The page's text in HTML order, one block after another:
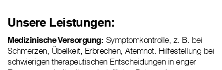
Unsere Leistungen:
Medizinische Versorgung: Symptomkontrolle, z. B. bei
Schmerzen, Übelkeit, Erbrechen, Atemnot. Hilfestellung bei
schwierigen therapeutischen Entscheidungen in enger